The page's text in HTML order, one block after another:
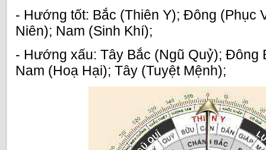
- Hướng tốt: Bắc (Thiên Y); Đông (Phục
Niên); Nam (Sinh Khí);
- Hướng xấu: Tây Bắc (Ngũ Quỷ); Đông
Nam (Hoạ Hại); Tây (Tuyệt Mệnh);